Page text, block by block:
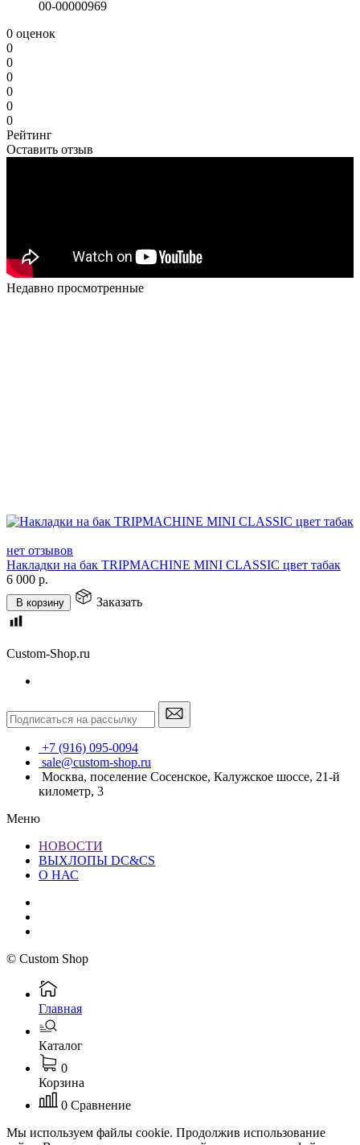
00-00000969
0 оценок
0
0
0
0
0
0
Рейтинг
Оставить отзыв
Недавно просмотренные
нет отзывов
Накладки на бак TRIPMACHINE MINI CLASSIC цвет табак
6 000 р.
В корзину Заказать
Custom-Shop.ru
+7 (916) 095-0094
sale@custom-shop.ru
Москва, поселение Сосенское, Калужское шоссе, 21-й
километр, 3
Меню
НОВОСТИ
ВЫХЛОПЫ DC&CS
О НАС
© Custom Shop
Главная
Каталог
0
Корзина
0 Сравнение
Мы используем файлы cookie. Продолжив использование